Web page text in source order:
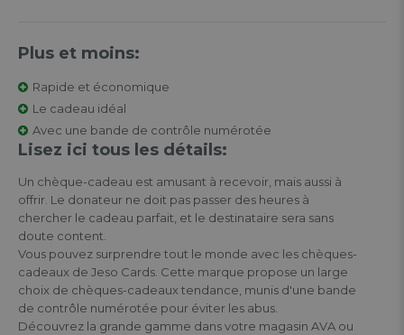
Plus et moins:
Rapide et économique
Le cadeau idéal
Avec une bande de contrôle numérotée
Lisez ici tous les détails:
Un chèque-cadeau est amusant à recevoir, mais aussi à
offrir. Le donateur ne doit pas passer des heures à
chercher le cadeau parfait, et le destinataire sera sans
doute content.
Vous pouvez surprendre tout le monde avec les chèques-
cadeaux de Jeso Cards. Cette marque propose un large
choix de chèques-cadeaux tendance, munis d'une bande
de contrôle numérotée pour éviter les abus.
Découvrez la grande gamme dans votre magasin AVA ou